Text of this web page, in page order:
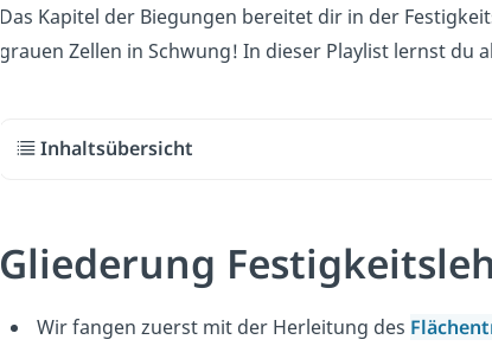
Das Kapitel der Biegungen bereitet dir in der
grauen Zellen in Schwung! In dieser Playlist lernst du
Inhaltsübersicht
Gliederung
Wir fangen zuerst mit der Herleitung des